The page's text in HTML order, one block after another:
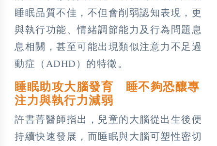
睡眠品質不佳，不但會削弱認知表現，更
與執行功能、情緒調節能力及行為問題息
息相關，甚至可能出現類似注意力不足過
動症（ADHD）的特徵。
睡眠助攻大腦發育 睡不夠恐釀專
注力與執行力減弱
許書菁醫師指出，兒童的大腦從出生後便
持續快速發展，而睡眠與大腦可塑性密切